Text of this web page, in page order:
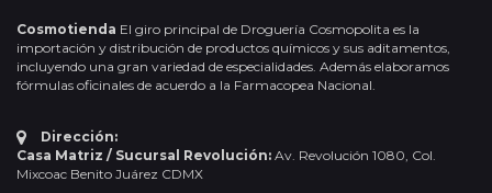
Cosmotienda El giro principal de Droguería Cosmopolita es la
importación y distribución de productos químicos y sus aditamentos,
incluyendo una gran variedad de especialidades. Además elaboramos
fórmulas oficinales de acuerdo a la Farmacopea Nacional.
Dirección:
Casa Matriz / Sucursal Revolución: Av. Revolución 1080, Col.
Mixcoac Benito Juárez CDMX